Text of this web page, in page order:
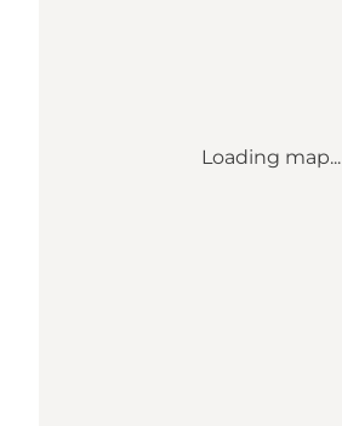
Loading map...